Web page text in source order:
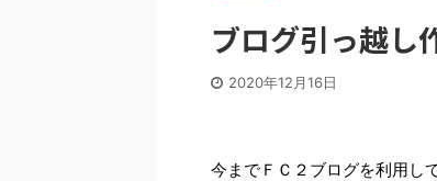
ブログ引っ越し
2020年12月16日
今までＦＣ２ブログを利用し